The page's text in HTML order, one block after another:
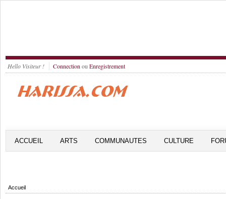
Hello Visiteur ! Connection ou Enregistrement
ACCUEIL ARTS COMMUNAUTES CULTURE
Accueil